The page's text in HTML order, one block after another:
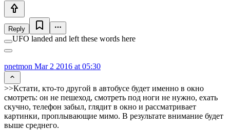
Reply
UFO landed and left these words here
pnetmon Mar 2 2016 at 05:30
>>Кстати, кто-то другой в автобусе будет именно в окно
смотреть: он не пешеход, смотреть под ноги не нужно, ехать
скучно, телефон забыл, глядит в окно и рассматривает
картинки, проплывающие мимо. В результате внимание будет
выше среднего.